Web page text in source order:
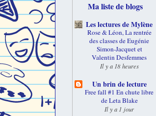
Ma liste de blogs
Les lectures de Mylène
Rose & Léon, La rentrée
des classes de Eugénie
Simon-Jacquet et
Valentin Desfemmes
Il y a 18 heures
Un brin de lecture
Free fall #1 En chute libre
de Leta Blake
Il y a 1 jour